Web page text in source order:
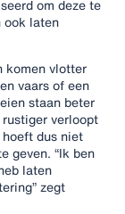
om deze te
ook laten
komen vlotter
vaars of een
staan beter
verloopt
dus niet
geven. “Ik ben
laten
zegt